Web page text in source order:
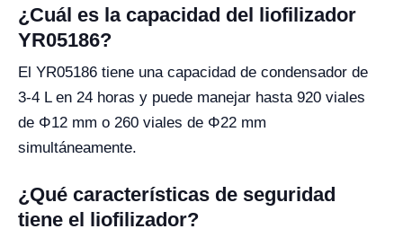
¿Cuál es la capacidad del liofilizador
YR05186?
El YR05186 tiene una capacidad de condensador de
3-4 L en 24 horas y puede manejar hasta 920 viales
de Φ12 mm o 260 viales de Φ22 mm
simultáneamente.
¿Qué características de seguridad
tiene el liofilizador?